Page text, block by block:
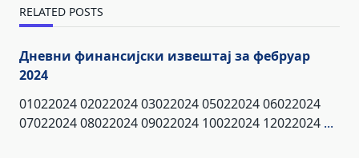
RELATED POSTS
Дневни финансијски извештај за фебруар
2024
01022024 02022024 03022024 05022024 06022024
07022024 08022024 09022024 10022024 12022024 ...